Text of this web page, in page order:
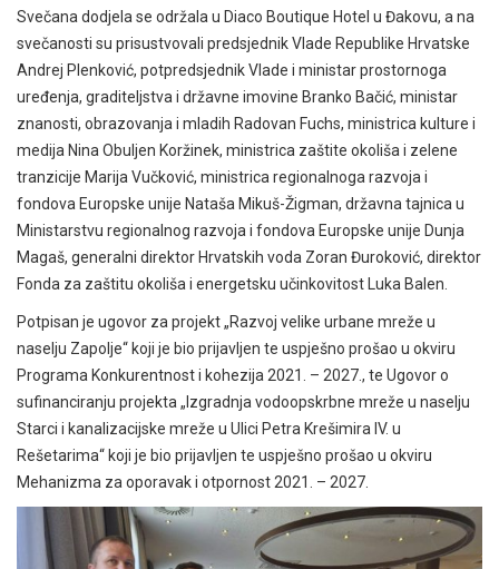
Svečana dodjela se održala u Diaco Boutique Hotel u Đakovu, a na
svečanosti su prisustvovali predsjednik Vlade Republike Hrvatske
Andrej Plenković, potpredsjednik Vlade i ministar prostornoga
uređenja, graditeljstva i državne imovine Branko Bačić, ministar
znanosti, obrazovanja i mladih Radovan Fuchs, ministrica kulture i
medija Nina Obuljen Koržinek, ministrica zaštite okoliša i zelene
tranzicije Marija Vučković, ministrica regionalnoga razvoja i
fondova Europske unije Nataša Mikuš-Žigman, državna tajnica u
Ministarstvu regionalnog razvoja i fondova Europske unije Dunja
Magaš, generalni direktor Hrvatskih voda Zoran Đuroković, direktor
Fonda za zaštitu okoliša i energetsku učinkovitost Luka Balen.
Potpisan je ugovor za projekt „Razvoj velike urbane mreže u
naselju Zapolje“ koji je bio prijavljen te uspješno prošao u okviru
Programa Konkurentnost i kohezija 2021. – 2027., te Ugovor o
sufinanciranju projekta „Izgradnja vodoopskrbne mreže u naselju
Starci i kanalizacijske mreže u Ulici Petra Krešimira IV. u
Rešetarima“ koji je bio prijavljen te uspješno prošao u okviru
Mehanizma za oporavak i otpornost 2021. – 2027.